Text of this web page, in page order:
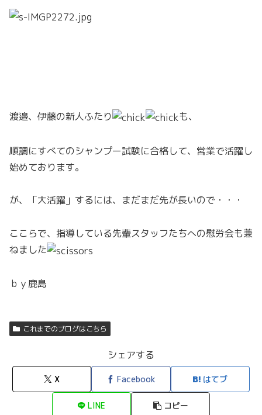
渡邉、伊藤の新人ふたり も、
順調にすべてのシャンプー試験に合格して、営業で活躍し
始めております。
が、「大活躍」するには、まだまだ先が長いので・・・
ここらで、指導している先輩スタッフたちへの慰労会も兼
ねました
ｂｙ鹿島
これまでのブログはこちら
シェアする
X Facebook はてブ
LINE コピー